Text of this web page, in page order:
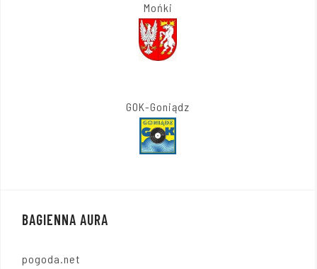
Mońki
GOK-Goniądz
BAGIENNA AURA
pogoda.net